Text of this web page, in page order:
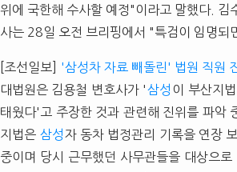
위에 국한해 수사할 예정"이라고 말했다.
사는 28일 오전 브리핑에서 "특검이 임명되
[조선일보]
'삼성차 자료 빼돌린' 법원 직원
대법원은 김용철 변호사가 ' 삼성 이 부산지
태웠다'고 주장한 것과 관련해 진위를 파악
지법은 삼성자 동차 법정관리 기록을 연장
중이며 당시 근무했던 사무관들을 대상으